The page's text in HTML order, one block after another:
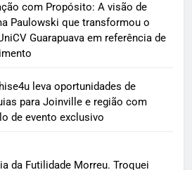
com Propósito: A visão de
Paulowski que transformou o
Guarapuava em referência de
leva oportunidades de
para Joinville e região com
de evento exclusivo
da Futilidade Morreu. Troquei